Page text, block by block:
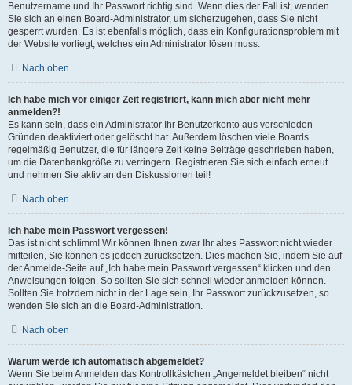
Benutzername und Ihr Passwort richtig sind. Wenn dies der Fall ist, wenden
Sie sich an einen Board-Administrator, um sicherzugehen, dass Sie nicht
gesperrt wurden. Es ist ebenfalls möglich, dass ein Konfigurationsproblem mit
der Website vorliegt, welches ein Administrator lösen muss.
Nach oben
Ich habe mich vor einiger Zeit registriert, kann mich aber nicht mehr
anmelden?!
Es kann sein, dass ein Administrator Ihr Benutzerkonto aus verschieden
Gründen deaktiviert oder gelöscht hat. Außerdem löschen viele Boards
regelmäßig Benutzer, die für längere Zeit keine Beiträge geschrieben haben,
um die Datenbankgröße zu verringern. Registrieren Sie sich einfach erneut
und nehmen Sie aktiv an den Diskussionen teil!
Nach oben
Ich habe mein Passwort vergessen!
Das ist nicht schlimm! Wir können Ihnen zwar Ihr altes Passwort nicht wieder
mitteilen, Sie können es jedoch zurücksetzen. Dies machen Sie, indem Sie auf
der Anmelde-Seite auf „Ich habe mein Passwort vergessen“ klicken und den
Anweisungen folgen. So sollten Sie sich schnell wieder anmelden können.
Sollten Sie trotzdem nicht in der Lage sein, Ihr Passwort zurückzusetzen, so
wenden Sie sich an die Board-Administration.
Nach oben
Warum werde ich automatisch abgemeldet?
Wenn Sie beim Anmelden das Kontrollkästchen „Angemeldet bleiben“ nicht